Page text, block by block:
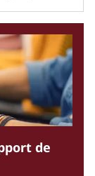
de